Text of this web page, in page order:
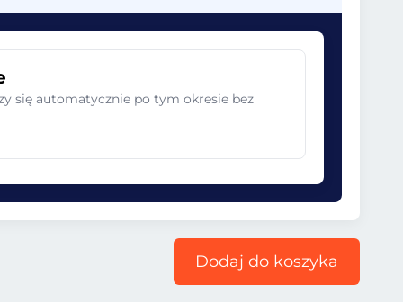
się automatycznie po tym okresie bez
Dodaj do koszyka